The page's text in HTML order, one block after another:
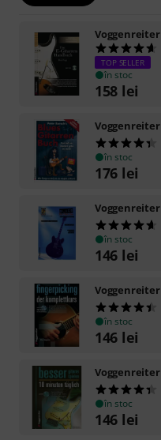
Voggenreiter
TOP SELLER
în stoc
158 lei
Voggenreiter
în stoc
176 lei
Voggenreiter
în stoc
146 lei
Voggenreiter
în stoc
146 lei
Voggenreiter
în stoc
146 lei